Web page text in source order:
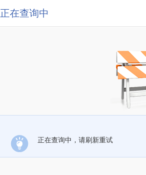
正在查询中
正在查询中，请刷新重试